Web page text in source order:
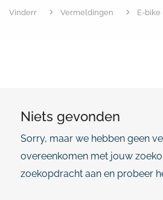
Vinderr Vermeldingen E-bike
Niets gevonden
Sorry, maar we hebben geen
overeenkomen met jouw
zoekopdracht aan en probeer